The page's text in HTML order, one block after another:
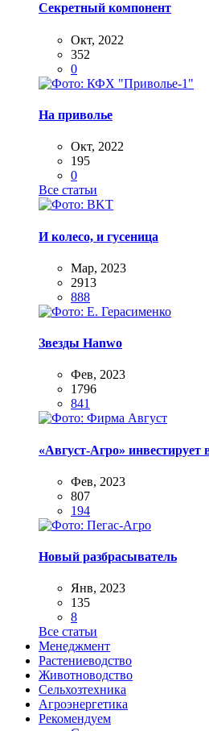
Секретный компонент
Окт, 2022
352
0
На приволье
Окт, 2022
195
0
Все статьи
И колесо, и гусеница
Мар, 2023
2913
888
Звезды Hanwo
Фев, 2023
1796
841
«Август-Агро» инвестирует
Фев, 2023
807
194
Новый разбрасыватель
Янв, 2023
135
8
Все статьи
Менеджмент
Растениеводство
Животноводство
Сельхозтехника
Агроэнергетика
Рекомендуем